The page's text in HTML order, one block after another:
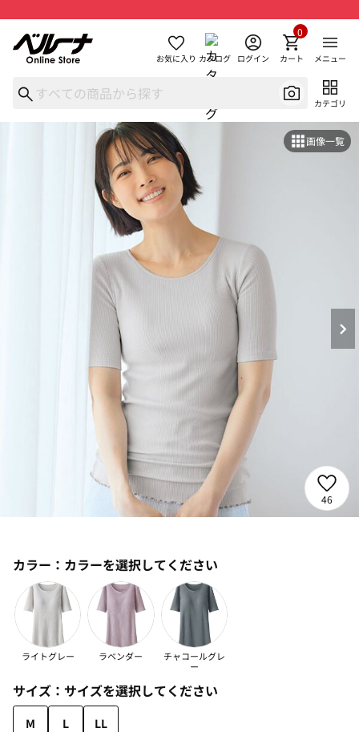
お気に入り カタログ ログイン カート
0
メニュー
カテゴリ
画像一覧
46
カラー： カラーを選択してください
ライトグレー ラベンダー
チャコールグレ
ー
サイズ： サイズを選択してください
M L
LL